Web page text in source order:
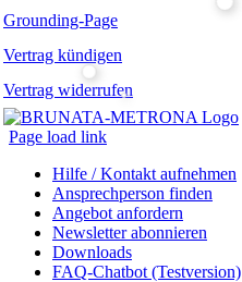
Grounding-Page
Vertrag kündigen
Vertrag widerrufen
Page load link
Hilfe / Kontakt aufnehmen
Ansprechperson finden
Angebot anfordern
Newsletter abonnieren
Downloads
FAQ-Chatbot (Testversion)